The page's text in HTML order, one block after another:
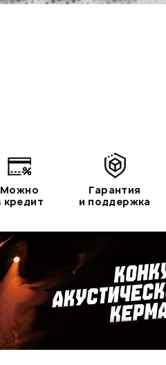
Можно
кредит
Гарантия
и поддержка